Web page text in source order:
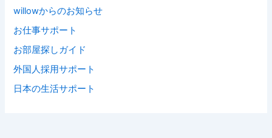
willowからのお知らせ
お仕事サポート
お部屋探しガイド
外国人採用サポート
日本の生活サポート